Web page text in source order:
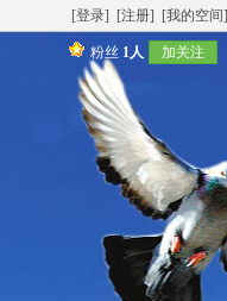
[登录] [注册] [我的空间]
粉丝 1人 加关注